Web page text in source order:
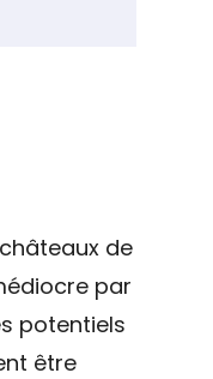
de
par
potentiels
être